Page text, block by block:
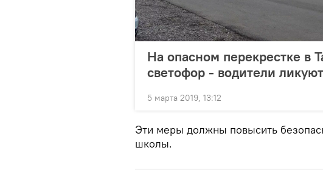
На опасном перекрестке в
светофор - водители ликуют
5 марта 2019, 13:12
Эти меры должны повысить
школы.